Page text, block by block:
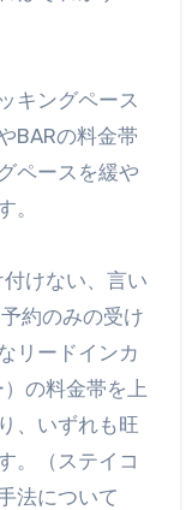
キングペース
BARの料金帯
ペースを緩や
。
けない、言い
約のみの受け
リードインカ
の料金帯を上
、いずれも旺
。（ステイコ
法について